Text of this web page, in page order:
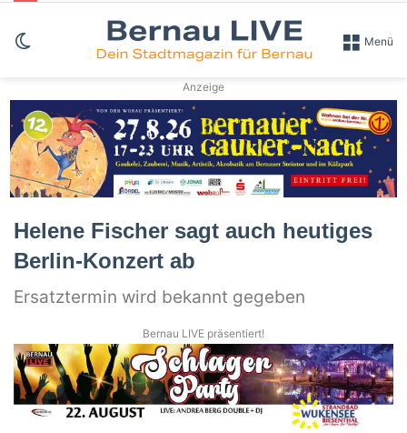
Skin umschalten Menü
Anzeige
Helene Fischer sagt auch heutiges
Berlin-Konzert ab
Ersatztermin wird bekannt gegeben
Bernau LIVE präsentiert!